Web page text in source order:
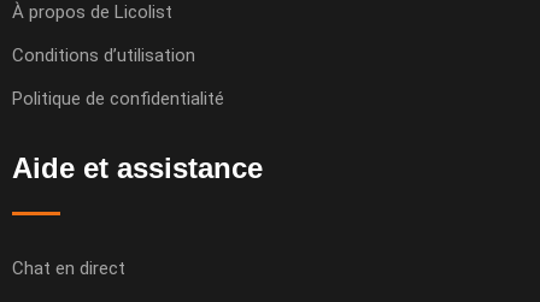
À propos de Licolist
Conditions d’utilisation
Politique de confidentialité
Aide et assistance
Chat en direct